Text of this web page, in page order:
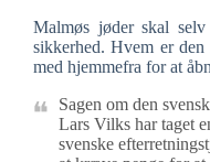
Malmøs jøder skal
sikkerhed. Hvem er
med hjemmefra for at
Sagen om den
Lars Vilks har taget
svenske